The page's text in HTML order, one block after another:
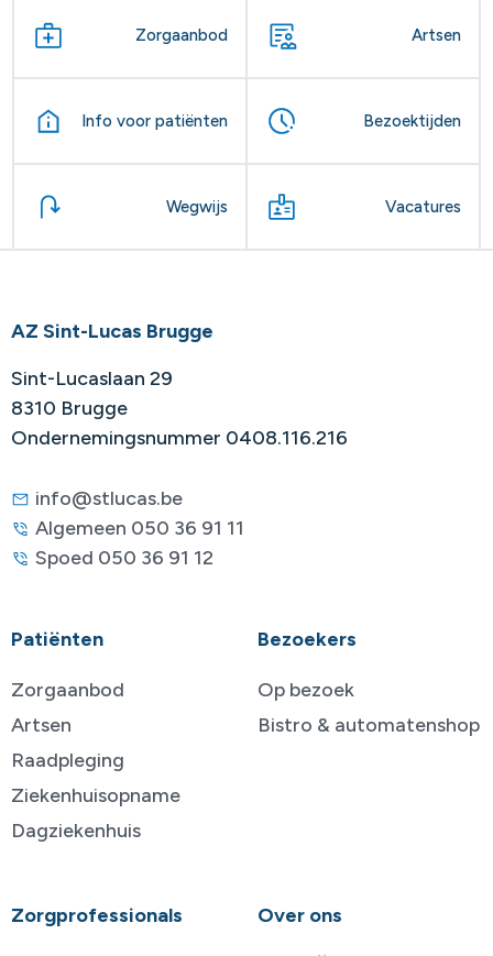
Zorgaanbod Artsen
Info voor patiënten Bezoektijden
Wegwijs Vacatures
AZ Sint-Lucas Brugge
Sint-Lucaslaan 29
8310 Brugge
Ondernemingsnummer 0408.116.216
info@stlucas.be
Algemeen 050 36 91 11
Spoed 050 36 91 12
Patiënten
Zorgaanbod
Artsen
Raadpleging
Ziekenhuisopname
Dagziekenhuis
Bezoekers
Op bezoek
Bistro & automatenshop
Zorgprofessionals
Over ons